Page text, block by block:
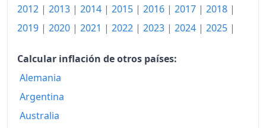
1962
205.84
1963
209.19
1964
213.19
1965
1966
2012 | 2013 | 2014 | 2015 | 2016 | 2017 | 2018 |
2019 | 2020 | 2021 | 2022 | 2023 | 2024 | 2025 |
Calcular inflación de otros países:
Alemania
Argentina
Australia